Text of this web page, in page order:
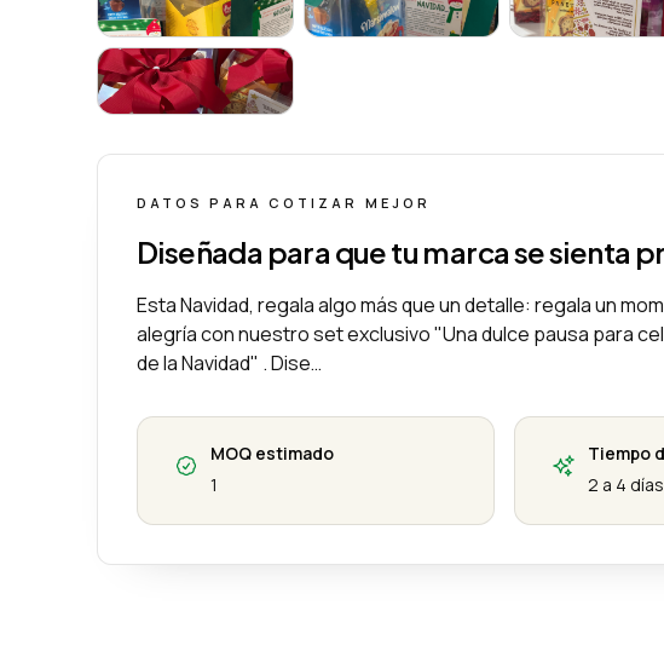
Set de regalo: "Una dulce pausa para celebrar juntos la
Set de regalo: "Una dulce pausa
Set de
Set de regalo: "Una dulce pausa para celebrar juntos la
DATOS PARA COTIZAR MEJOR
Diseñada para que tu marca se sienta
Esta Navidad, regala algo más que un detalle: regala un
alegría con nuestro set exclusivo "Una dulce pausa para
de la Navidad" . Dise…
MOQ estimado
1
Tiempo
2 a 4 días